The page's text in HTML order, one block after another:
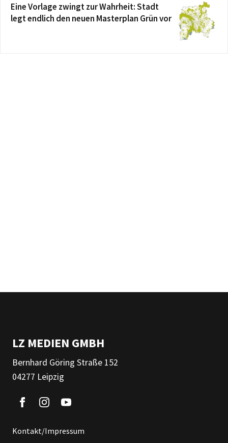
Eine Vorlage zwingt zur Wahrheit: Stadt
legt endlich den neuen Masterplan Grün vor
LZ MEDIEN GMBH
Bernhard Göring Straße 152
04277 Leipzig
Kontakt/Impressum